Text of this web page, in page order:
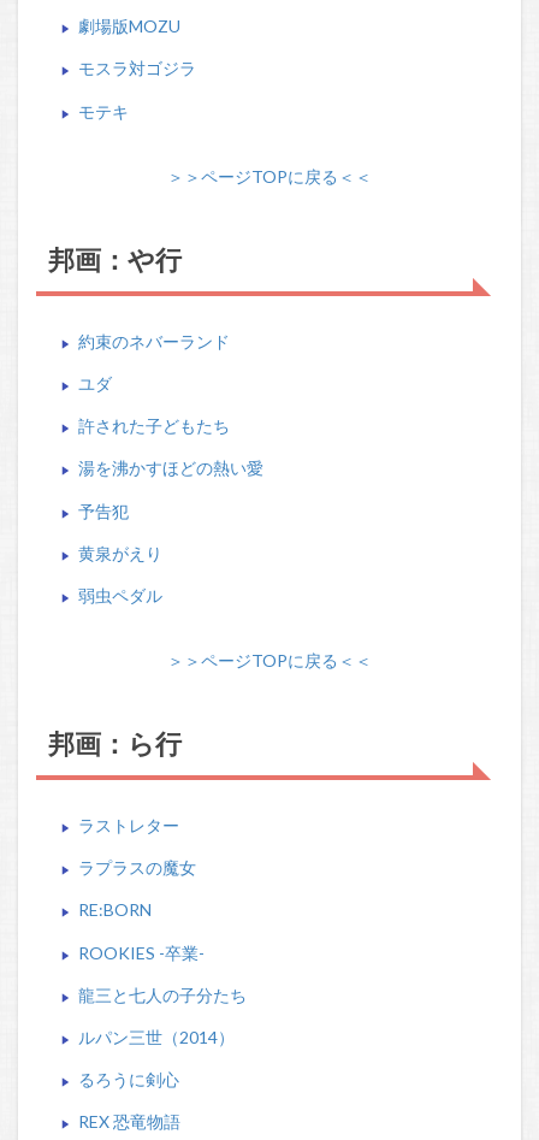
劇場版MOZU
モスラ対ゴジラ
モテキ
＞＞ページTOPに戻る＜＜
邦画：や行
約束のネバーランド
ユダ
許された子どもたち
湯を沸かすほどの熱い愛
予告犯
黄泉がえり
弱虫ペダル
＞＞ページTOPに戻る＜＜
邦画：ら行
ラストレター
ラプラスの魔女
RE:BORN
ROOKIES -卒業-
龍三と七人の子分たち
ルパン三世（2014）
るろうに剣心
REX 恐竜物語